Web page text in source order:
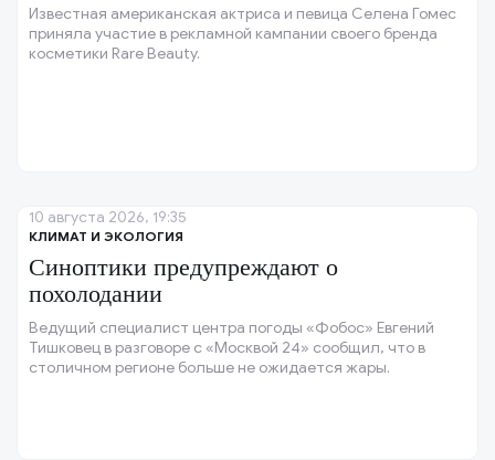
Известная американская актриса и певица Селена Гомес
приняла участие в рекламной кампании своего бренда
косметики Rare Beauty.
КЛИМАТ И ЭКОЛОГИЯ
Синоптики предупреждают о
похолодании
Ведущий специалист центра погоды «Фобос» Евгений
Тишковец в разговоре с «Москвой 24» сообщил, что в
столичном регионе больше не ожидается жары.
10 августа 2026, 19:35